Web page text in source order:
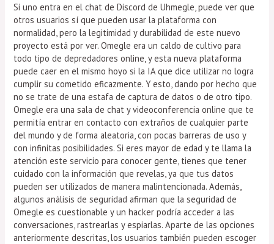
Si uno entra en el chat de Discord de Uhmegle, puede ver que
otros usuarios sí que pueden usar la plataforma con
normalidad, pero la legitimidad y durabilidad de este nuevo
proyecto está por ver. Omegle era un caldo de cultivo para
todo tipo de depredadores online, y esta nueva plataforma
puede caer en el mismo hoyo si la IA que dice utilizar no logra
cumplir su cometido eficazmente. Y esto, dando por hecho que
no se trate de una estafa de captura de datos o de otro tipo.
Omegle era una sala de chat y videoconferencia online que te
permitía entrar en contacto con extraños de cualquier parte
del mundo y de forma aleatoria, con pocas barreras de uso y
con infinitas posibilidades. Si eres mayor de edad y te llama la
atención este servicio para conocer gente, tienes que tener
cuidado con la información que revelas, ya que tus datos
pueden ser utilizados de manera malintencionada. Además,
algunos análisis de seguridad afirman que la seguridad de
Omegle es cuestionable y un hacker podría acceder a las
conversaciones, rastrearlas y espiarlas. Aparte de las opciones
anteriormente descritas, los usuarios también pueden escoger